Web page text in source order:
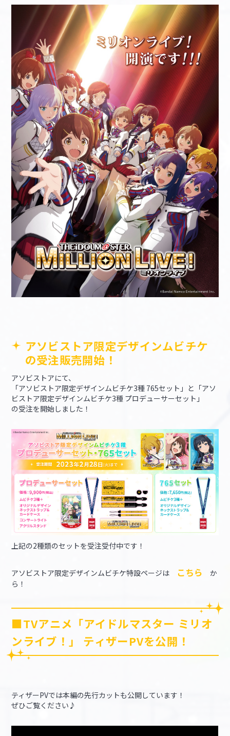
アソビストア限定デザインムビチケ
の受注販売開始！
アソビストアにて、
「アソビストア限定デザインムビチケ3種 765セット」と「アソ
ビストア限定デザインムビチケ3種 プロデューサーセット」
の受注を開始しました！
上記の2種類のセットを受注受付中です！
アソビストア限定デザインムビチケ特設ページは こちら
か
ら！
■TVアニメ「アイドルマスター ミリオ
ンライブ！」 ティザーPVを公開！
ティザーPVでは本編の先行カットも公開しています！
ぜひご覧ください♪